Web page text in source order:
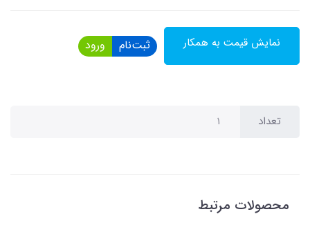
نمایش قیمت به همکار ثبت‌نام ورود
تعداد
محصولات مرتبط